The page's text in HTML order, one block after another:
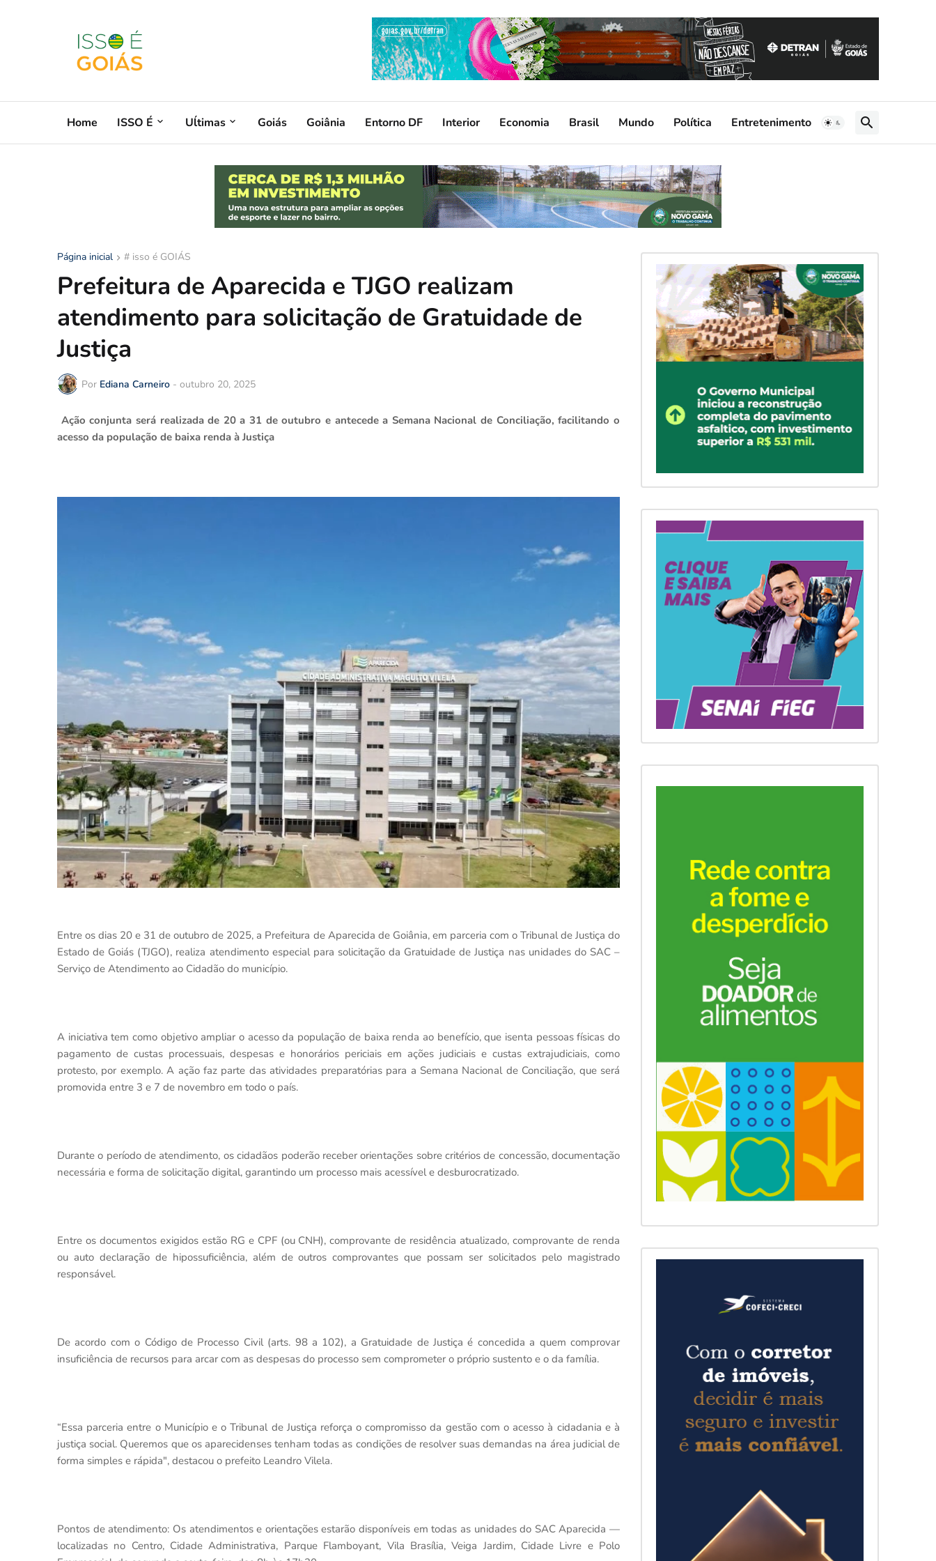
Home ISSO É Uĺtimas Goiás Goiânia Entorno DF Interior Economia Brasil Mundo Política Entretenimento
Página inicial # isso é GOIÁS
Prefeitura de Aparecida e TJGO realizam
atendimento para solicitação de Gratuidade de
Justiça
Por Ediana Carneiro - outubro 20, 2025
Ação conjunta será realizada de 20 a 31 de outubro e antecede a Semana Nacional de Conciliação, facilitando o
acesso da população de baixa renda à Justiça
Entre os dias 20 e 31 de outubro de 2025, a Prefeitura de Aparecida de Goiânia, em parceria com o Tribunal de Justiça do
Estado de Goiás (TJGO), realiza atendimento especial para solicitação da Gratuidade de Justiça nas unidades do SAC –
Serviço de Atendimento ao Cidadão do município.
A iniciativa tem como objetivo ampliar o acesso da população de baixa renda ao benefício, que isenta pessoas físicas do
pagamento de custas processuais, despesas e honorários periciais em ações judiciais e custas extrajudiciais, como
protesto, por exemplo. A ação faz parte das atividades preparatórias para a Semana Nacional de Conciliação, que será
promovida entre 3 e 7 de novembro em todo o país.
Durante o período de atendimento, os cidadãos poderão receber orientações sobre critérios de concessão, documentação
necessária e forma de solicitação digital, garantindo um processo mais acessível e desburocratizado.
Entre os documentos exigidos estão RG e CPF (ou CNH), comprovante de residência atualizado, comprovante de renda
ou auto declaração de hipossuficiência, além de outros comprovantes que possam ser solicitados pelo magistrado
responsável.
De acordo com o Código de Processo Civil (arts. 98 a 102), a Gratuidade de Justiça é concedida a quem comprovar
insuficiência de recursos para arcar com as despesas do processo sem comprometer o próprio sustento e o da família.
“Essa parceria entre o Município e o Tribunal de Justiça reforça o compromisso da gestão com o acesso à cidadania e à
justiça social. Queremos que os aparecidenses tenham todas as condições de resolver suas demandas na área judicial de
forma simples e rápida", destacou o prefeito Leandro Vilela.
Pontos de atendimento: Os atendimentos e orientações estarão disponíveis em todas as unidades do SAC Aparecida —
localizadas no Centro, Cidade Administrativa, Parque Flamboyant, Vila Brasília, Veiga Jardim, Cidade Livre e Polo